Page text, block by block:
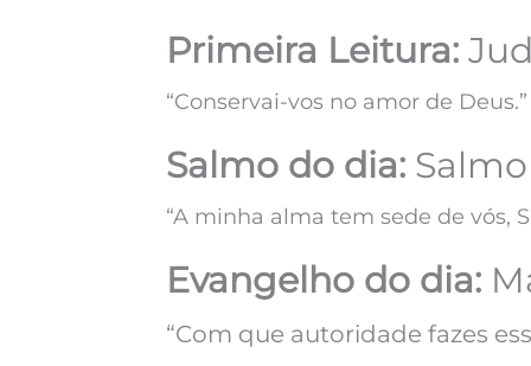
Primeira Leitura:
“Conservai-vos no amor de Deus.”
Salmo do dia:
“A minha alma tem sede de vós,
Evangelho do dia:
“Com que autoridade fazes